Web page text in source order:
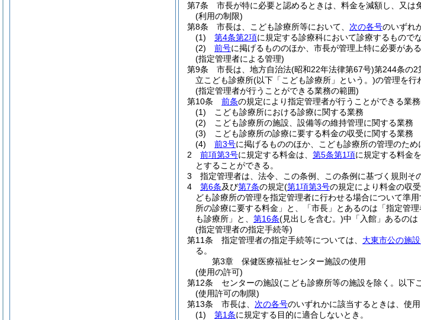
第7条
市長が特に必要と認めるときは、料金を減額し、又は
(利用の制限)
第8条
市長は、こども診療所等において、 次の各号のいずれ
(1)
第4条第2項に規定する診療科において診療するもので
(2)
前号に掲げるもののほか、市長が管理上特に必要がある
(指定管理者による管理)
第9条
市長は、地方自治法(昭和22年法律第67号)第244条の2
立こども診療所(以下「こども診療所」という。)の管理を行
(指定管理者が行うことができる業務の範囲)
第10条
前条の規定により指定管理者が行うことができる業
(1)
こども診療所における診療に関する業務
(2)
こども診療所の施設、設備等の維持管理に関する業務
(3)
こども診療所の診療に要する料金の収受に関する業務
(4)
前3号に掲げるもののほか、こども診療所の管理のた
2
前項第3号に規定する料金は、 第5条第1項に規定する料金
とすることができる。
3
指定管理者は、法令、この条例、この条例に基づく規則そ
4
第6条及び第7条の規定(第1項第3号の規定により料金の収
ども診療所の管理を指定管理者に行わせる場合について準用
所の診療に要する料金」と、「市長」とあるのは「指定管理
も診療所」と、 第16条(見出しを含む。)中「入館」あるのは
(指定管理者の指定手続等)
第11条
指定管理者の指定手続等については、 大東市公の施
る。
第3章
保健医療福祉センター施設の使用
(使用の許可)
第12条
センターの施設(こども診療所等の施設を除く。以下
(使用許可の制限)
第13条
市長は、 次の各号のいずれかに該当するときは、使用
(1)
第1条に規定する目的に適合しないとき。